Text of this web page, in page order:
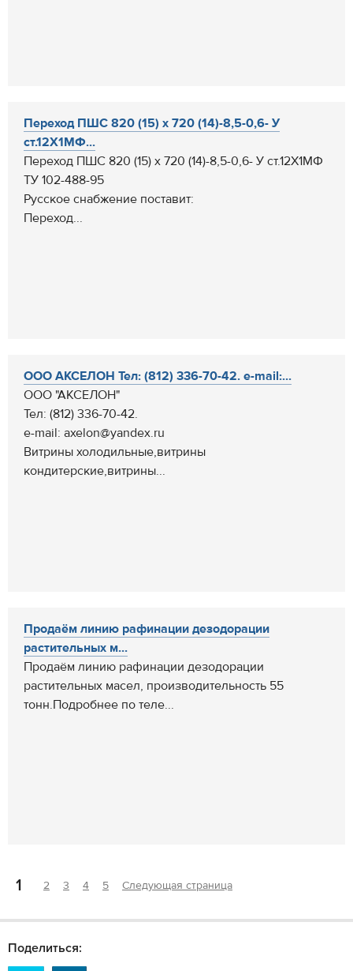
Переход ПШС 820 (15) х 720 (14)-8,5-0,6- У
ст.12Х1МФ...
Переход ПШС 820 (15) х 720 (14)-8,5-0,6- У ст.12Х1МФ
ТУ 102-488-95
Русское снабжение поставит:
Переход...
ООО АКСЕЛОН Тел: (812) 336-70-42. e-mail:...
ООО "АКСЕЛОН"
Тел: (812) 336-70-42.
e-mail: axelon@yandex.ru
Витрины холодильные,витрины
кондитерские,витрины...
Продаём линию рафинации дезодорации
растительных м...
Продаём линию рафинации дезодорации
растительных масел, производительность 55
тонн.Подробнее по теле...
1 2 3 4 5 Следующая страница
Поделиться: